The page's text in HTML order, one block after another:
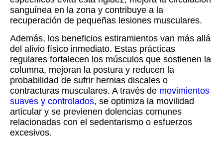
sanguínea en la zona y contribuye a la
recuperación de pequeñas lesiones musculares.
Además, los beneficios estiramientos van más allá
del alivio físico inmediato. Estas prácticas
regulares fortalecen los músculos que sostienen la
columna, mejoran la postura y reducen la
probabilidad de sufrir hernias discales o
contracturas musculares. A través de movimientos
suaves y controlados, se optimiza la movilidad
articular y se previenen dolencias comunes
relacionadas con el sedentarismo o esfuerzos
excesivos.